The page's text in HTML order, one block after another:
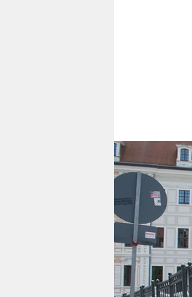
berlin
nord
wahrheit
verlag
verlag